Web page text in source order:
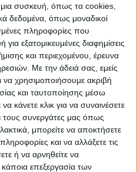
συσκευή, όπως τα cookies,
δεδομένα, όπως μοναδικοί
πληροφορίες που
εξατομικευμένες διαφημίσεις
και περιεχομένου, έρευνα
Με την άδειά σας, εμείς
να χρησιμοποιήσουμε ακριβή
και ταυτοποίησης μέσω
κλικ για να συναινέσετε
τους συνεργάτες μας όπως
μπορείτε να αποκτήσετε
και να αλλάξετε τις
ή να αρνηθείτε να
επεξεργασία των
δρώμενα για τον Δήμο